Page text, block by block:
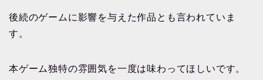
後続のゲームに影響を与えた作品とも言われていま
す。
本ゲーム独特の雰囲気を一度は味わってほしいです。